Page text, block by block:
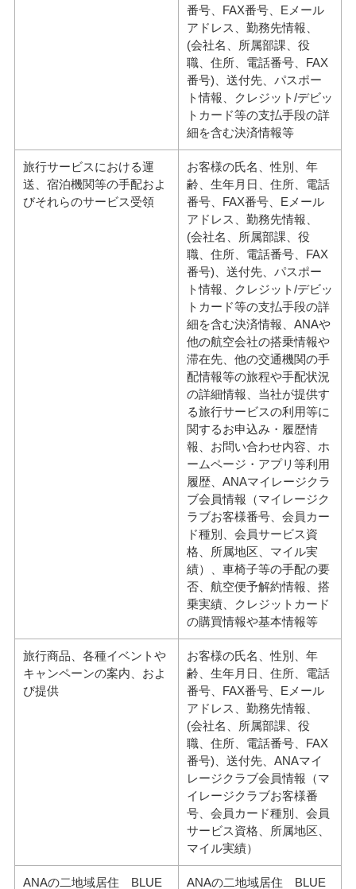
番号、FAX番号、Eメール
アドレス、勤務先情報、
(会社名、所属部課、役
職、住所、電話番号、FAX
番号)、送付先、パスポー
ト情報、クレジット/デビッ
トカード等の支払手段の詳
細を含む決済情報等
旅行サービスにおける運
送、宿泊機関等の手配およ
びそれらのサービス受領
お客様の氏名、性別、年
齢、生年月日、住所、電話
番号、FAX番号、Eメール
アドレス、勤務先情報、
(会社名、所属部課、役
職、住所、電話番号、FAX
番号)、送付先、パスポー
ト情報、クレジット/デビッ
トカード等の支払手段の詳
細を含む決済情報、ANAや
他の航空会社の搭乗情報や
滞在先、他の交通機関の手
配情報等の旅程や手配状況
の詳細情報、当社が提供す
る旅行サービスの利用等に
関するお申込み・履歴情
報、お問い合わせ内容、ホ
ームページ・アプリ等利用
履歴、ANAマイレージクラ
ブ会員情報（マイレージク
ラブお客様番号、会員カー
ド種別、会員サービス資
格、所属地区、マイル実
績）、車椅子等の手配の要
否、航空便予解約情報、搭
乗実績、クレジットカード
の購買情報や基本情報等
旅行商品、各種イベントや
キャンペーンの案内、およ
び提供
お客様の氏名、性別、年
齢、生年月日、住所、電話
番号、FAX番号、Eメール
アドレス、勤務先情報、
(会社名、所属部課、役
職、住所、電話番号、FAX
番号)、送付先、ANAマイ
レージクラブ会員情報（マ
イレージクラブお客様番
号、会員カード種別、会員
サービス資格、所属地区、
マイル実績）
ANAの二地域居住 BLUE ANAの二地域居住 BLUE